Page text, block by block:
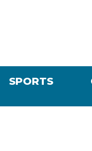
SPORTS